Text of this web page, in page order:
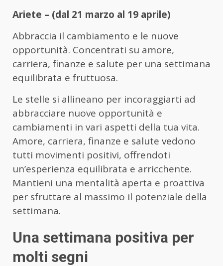
Ariete – (dal 21 marzo al 19 aprile)
Abbraccia il cambiamento e le nuove
opportunità. Concentrati su amore,
carriera, finanze e salute per una settimana
equilibrata e fruttuosa.
Le stelle si allineano per incoraggiarti ad
abbracciare nuove opportunità e
cambiamenti in vari aspetti della tua vita.
Amore, carriera, finanze e salute vedono
tutti movimenti positivi, offrendoti
un’esperienza equilibrata e arricchente.
Mantieni una mentalità aperta e proattiva
per sfruttare al massimo il potenziale della
settimana.
Una settimana positiva per
molti segni